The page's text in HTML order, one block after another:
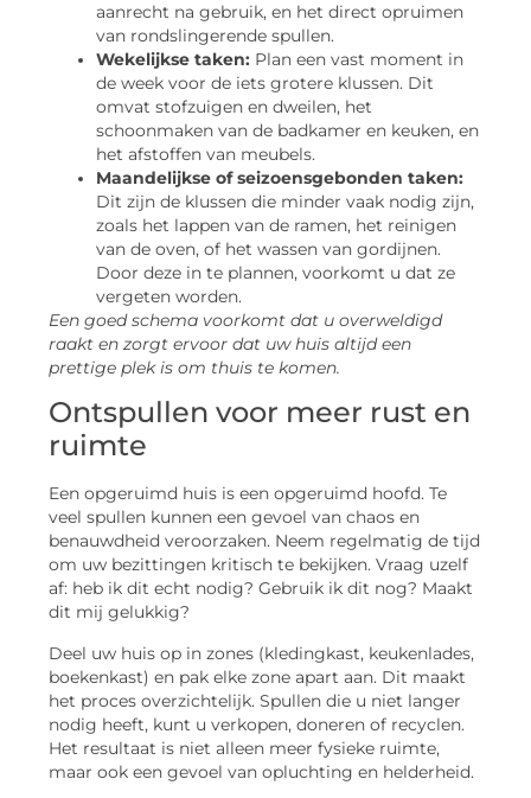
aanrecht na gebruik, en het direct opruimen
van rondslingerende spullen.
Wekelijkse taken: Plan een vast moment in
de week voor de iets grotere klussen. Dit
omvat stofzuigen en dweilen, het
schoonmaken van de badkamer en keuken, en
het afstoffen van meubels.
Maandelijkse of seizoensgebonden taken:
Dit zijn de klussen die minder vaak nodig zijn,
zoals het lappen van de ramen, het reinigen
van de oven, of het wassen van gordijnen.
Door deze in te plannen, voorkomt u dat ze
vergeten worden.
Een goed schema voorkomt dat u overweldigd
raakt en zorgt ervoor dat uw huis altijd een
prettige plek is om thuis te komen.
Ontspullen voor meer rust en
ruimte
Een opgeruimd huis is een opgeruimd hoofd. Te
veel spullen kunnen een gevoel van chaos en
benauwdheid veroorzaken. Neem regelmatig de tijd
om uw bezittingen kritisch te bekijken. Vraag uzelf
af: heb ik dit echt nodig? Gebruik ik dit nog? Maakt
dit mij gelukkig?
Deel uw huis op in zones (kledingkast, keukenlades,
boekenkast) en pak elke zone apart aan. Dit maakt
het proces overzichtelijk. Spullen die u niet langer
nodig heeft, kunt u verkopen, doneren of recyclen.
Het resultaat is niet alleen meer fysieke ruimte,
maar ook een gevoel van opluchting en helderheid.